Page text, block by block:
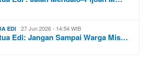
EDI 27 Jun 2026 - 14:54 WIB
Edi: Jangan Sampai Warga Mis…